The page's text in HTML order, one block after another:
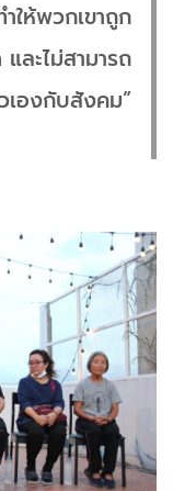
ให้พวกเขาถูก
ละไม่สามารถ
เองกับสังคม”